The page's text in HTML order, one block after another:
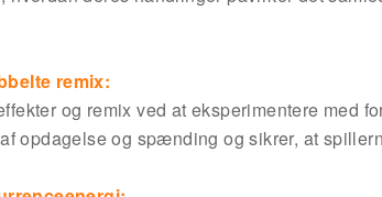
remix:
og remix ved at eksperimentere med
opdagelse og spænding og sikrer, at